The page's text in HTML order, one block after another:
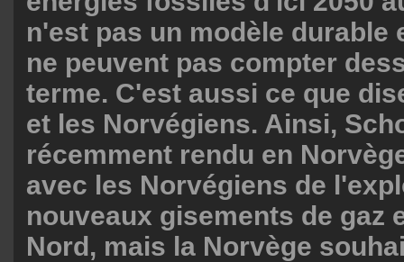
n'est pas un modèle durable
ne peuvent pas compter
terme. C'est aussi ce que
et les Norvégiens. Ainsi,
récemment rendu en
avec les Norvégiens de
nouveaux gisements de gaz
Nord, mais la Norvège